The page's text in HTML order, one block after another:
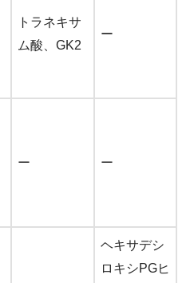
トラネキサ
ム酸、GK2
ー
ー ー
ヘキサデシ
ロキシPGヒ